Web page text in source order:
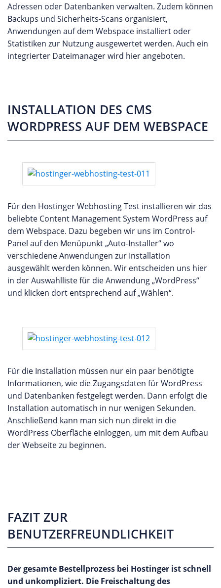
Adressen oder Datenbanken verwalten. Zudem können
Backups und Sicherheits-Scans organisiert,
Anwendungen auf dem Webspace installiert oder
Statistiken zur Nutzung ausgewertet werden. Auch ein
integrierter Dateimanager wird hier angeboten.
INSTALLATION DES CMS
WORDPRESS AUF DEM WEBSPACE
Für den Hostinger Webhosting Test installieren wir das
beliebte Content Management System WordPress auf
dem Webspace. Dazu begeben wir uns im Control-
Panel auf den Menüpunkt „Auto-Installer“ wo
verschiedene Anwendungen zur Installation
ausgewählt werden können. Wir entscheiden uns hier
in der Auswahlliste für die Anwendung „WordPress“
und klicken dort entsprechend auf „Wählen“.
Für die Installation müssen nur ein paar benötigte
Informationen, wie die Zugangsdaten für WordPress
und Datenbanken festgelegt werden. Dann erfolgt die
Installation automatisch in nur wenigen Sekunden.
Anschließend kann man sich nun direkt in die
WordPress Oberfläche einloggen, um mit dem Aufbau
der Webseite zu beginnen.
FAZIT ZUR
BENUTZERFREUNDLICHKEIT
Der gesamte Bestellprozess bei Hostinger ist schnell
und unkompliziert. Die Freischaltung des